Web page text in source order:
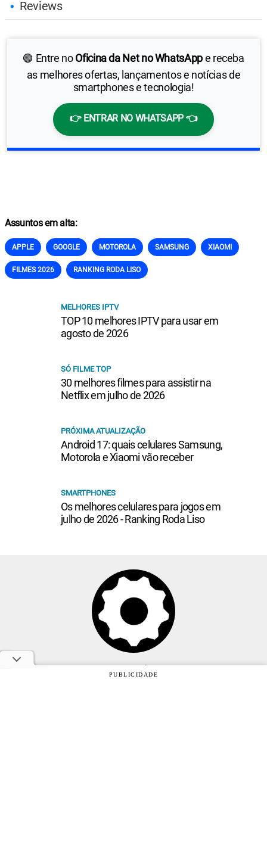
Reviews
🟢 Entre noOficina da Net no WhatsAppe receba
as melhores ofertas, lançamentos e notícias de
smartphones e tecnologia!
👉 ENTRAR NO WHATSAPP 👈
Assuntos em alta:
APPLE GOOGLE MOTOROLA SAMSUNG XIAOMI
FILMES 2026 RANKING RODA LISO
MELHORES IPTV
TOP 10 melhores IPTV para usar em
agosto de 2026
SÓ FILME TOP
30 melhores filmes para assistir na
Netflix em julho de 2026
PRÓXIMA ATUALIZAÇÃO
Android 17: quais celulares Samsung,
Motorola e Xiaomi vão receber
SMARTPHONES
Os melhores celulares para jogos em
julho de 2026 - Ranking Roda Liso
Anuncie
PUBLICIDADE